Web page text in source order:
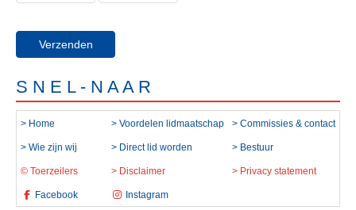
Verzenden
S N E L - N A A R
> Home > Voordelen lidmaatschap > Commissies & contact
> Wie zijn wij > Direct lid worden > Bestuur
© Toerzeilers > Disclaimer > Privacy statement
Facebook Instagram